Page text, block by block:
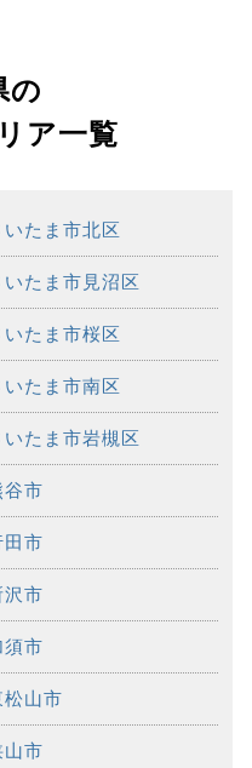
の
ア一覧
いたま市北区
いたま市見沼区
いたま市桜区
いたま市南区
いたま市岩槻区
谷市
田市
沢市
須市
松山市
山市